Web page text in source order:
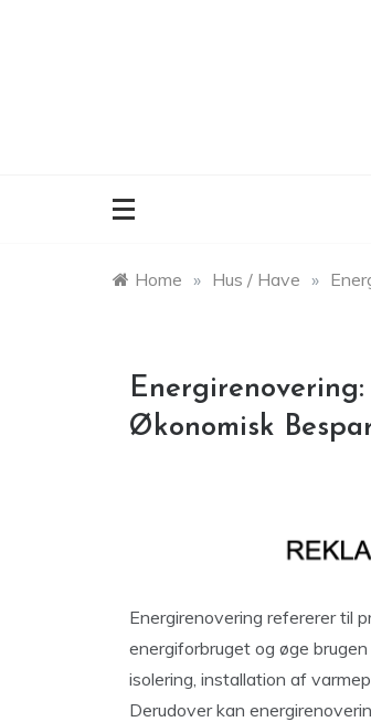
Home » Hus / Have »
Økonomisk
Energirenovering refererer til
energiforbruget og øge
isolering, installation af
Derudover kan